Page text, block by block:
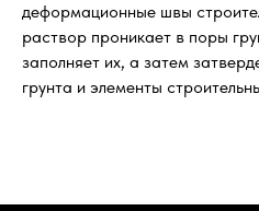
деформационные швы
раствор проникает в поры
заполняет их, а затем
грунта и элементы